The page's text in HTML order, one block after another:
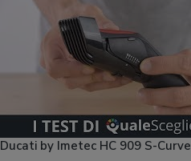
Ducati by Imetec HC 909 S-Curve